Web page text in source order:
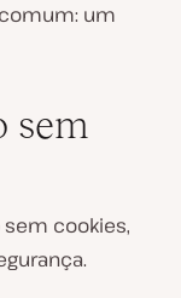
um
sem
cookies,